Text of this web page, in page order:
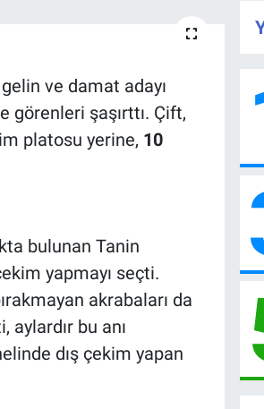
ve damat adayı
görenleri şaşırttı. Çift,
platosu yerine, 10
bulunan Tanin
yapmayı seçti.
akrabaları da
aylardır bu anı
dış çekim yapan